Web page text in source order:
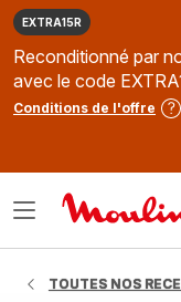
EXTRA15R
Reconditionné par
avec le code
Conditions de l'offre
Ouvrir
TOUTES NOS